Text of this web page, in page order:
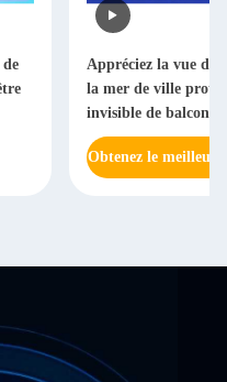
de
Appréciez la vue de
la mer de ville
invisible de balcon
Obtenez le meilleur